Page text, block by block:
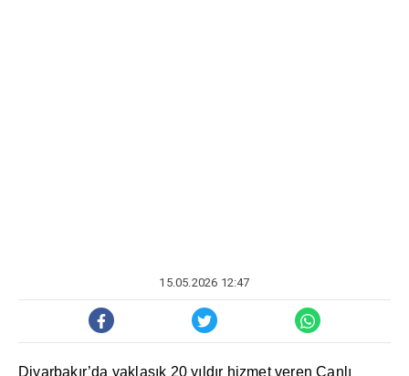
15.05.2026 12:47
Diyarbakır’da yaklaşık 20 yı ldır hizmet veren Canl ı